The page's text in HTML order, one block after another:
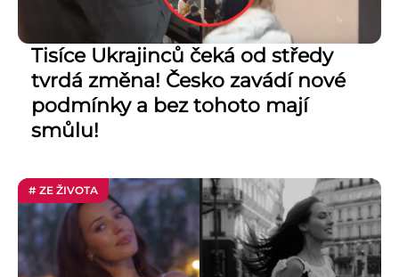
Tisíce Ukrajinců čeká od středy
tvrdá změna! Česko zavádí nové
podmínky a bez tohoto mají
smůlu!
# ZE ŽIVOTA